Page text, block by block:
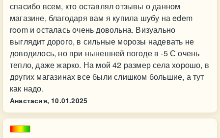
спасибо всем, кто оставлял отзывы о данном
магазине, благодаря вам я купила шубу на edem
room и осталась очень довольна. Визуально
выглядит дорого, в сильные морозы надевать не
доводилось, но при нынешней погоде в -5 С очень
тепло, даже жарко. На мой 42 размер села хорошо, в
других магазинах все были слишком большие, а тут
как надо.
Анастасия, 10.01.2025